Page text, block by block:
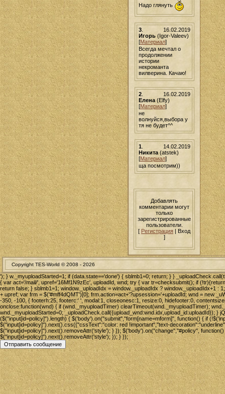
Надо глянуть
16.02.2019
3.
Игорь(Igor-Valeev)
[Материал]
Всегда мечтал о
продолжении
истории
некроманта
вилверина. Качаю!
16.02.2019
2.
Елена(Elfy)
[Материал]
не
волнуйся,выбора у
тя не будет^^
14.02.2019
1.
Никита(atstek)
[Материал]
ща посмотрим))
Добавлять
комментарии могут
только
зарегистрированные
пользователи.
[ Регистрация | Вход
]
Copyright TES-World © 2008 - 2026
'); } w._myuploadStarted=1; if (data.state=='done') { sblmb1=0; return; } }
{ var act='/mail/', upref='16Mf1N9zEc', uploadId, wnd; try { var tr=checksubmit(); if
return false; } sblmb1=1; window._uploadIdx = window._uploadIdx ? window._uploadIdx+1 :
+ upref; var frm = $('#mff4dQMT')[0]; frm.action=act+'?upsession='+uploadId; wnd = new
-350, -100, { footerh:25, footerc:' ', modal:1, closeonesc:1, resize:0, hidefooter:0,
onclose:function(wnd) { if (wnd._myuploadTimer) clearTimeout(wnd._myuploadTimer);
wnd._myuploadStarted=0; _uploadCheck.call({upload_wnd:wnd.idx,upload_id:uploadId}); }
($("input[id=policy]").length) { $('body').on("submit","form[name=mform]", function() { if
$("input[id=policy]").next().css({"cssText":"color: red !important","text-
$("input[id=policy]").next().removeAttr('style'); } }); $('body').on("change","#policy", function()
$("input[id=policy]").next().removeAttr('style'); }); } });